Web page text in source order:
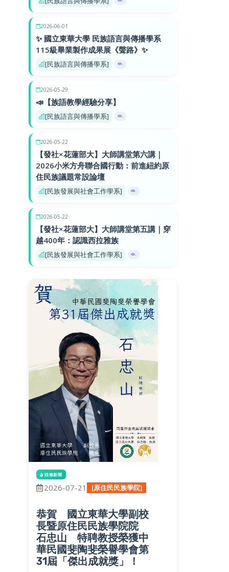
2026-06-01
✨ 國立東華大學 民族語言與傳播學系
115級畢業製作成果展《聲路》✨
[民族語言與傳播學系] -
2026-05-29
📣【族語教學經驗分享】
[民族語言與傳播學系] -
2026-05-22
【發社×花蓮部大】大師講堂第六講｜
2026小米方舟聯合國行動：前進紐約原
住民族議題常設論壇
[民族發展與社會工作學系] -
2026-05-22
【發社×花蓮部大】大師講堂第五講｜穿
越400年：認識西拉雅族
[民族發展與社會工作學系] -
頭條新聞
2026-07-21 [原住民民族學院]
恭賀 國立東華大學副校
長暨原住民民族學院院
石忠山 特聘教授榮獲中
華民國斐陶斐榮譽學會第
31屆「傑出成就獎」！